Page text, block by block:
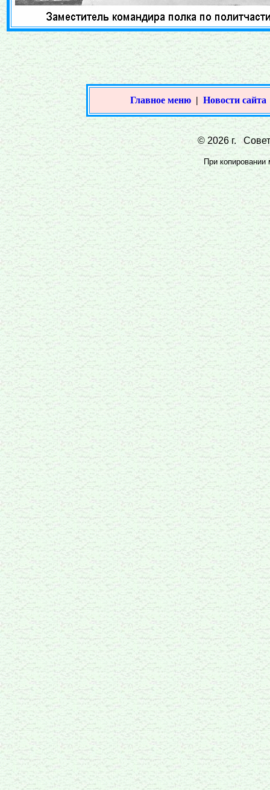
Главное меню | Новости сайта
© 2026 г.
При копировании